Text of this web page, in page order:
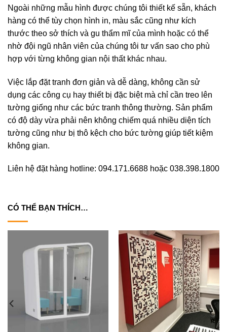
Ngoài những mẫu hình được chúng tôi thiết kế sẵn, khách
hàng có thể tùy chọn hình in, màu sắc cũng như kích
thước theo sở thích và gu thẩm mĩ của mình hoặc có thể
nhờ đội ngũ nhân viên của chúng tôi tư vấn sao cho phù
hợp với từng không gian nội thất khác nhau.
Việc lắp đặt tranh đơn giản và dễ dàng, không cần sử
dụng các công cụ hay thiết bị đặc biệt mà chỉ cần treo lên
tường giống như các bức tranh thông thường. Sản phẩm
có độ dày vừa phải nên không chiếm quá nhiều diện tích
tường cũng như bị thô kệch cho bức tường giúp tiết kiệm
không gian.
Liên hệ đặt hàng hotline: 094.171.6688 hoặc 038.398.1800
CÓ THỂ BẠN THÍCH…